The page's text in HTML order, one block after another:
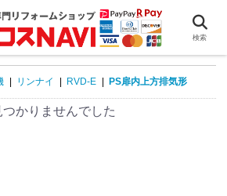
リンナイ RVD-E PS扉内上方排気形
かりませんでした
検索